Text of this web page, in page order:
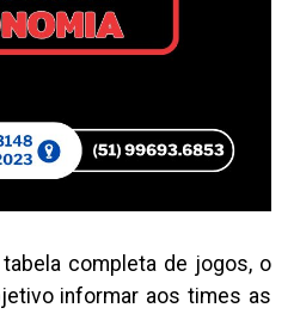
completa de jogos, o
informar aos times as